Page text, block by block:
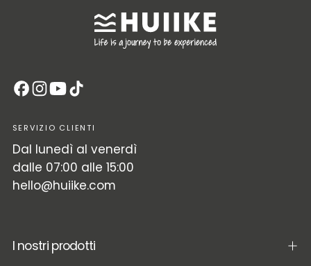
SERVIZIO CLIENTI
Dal lunedì al venerdì
dalle 07:00 alle 15:00
hello@huiike.com
I nostri prodotti